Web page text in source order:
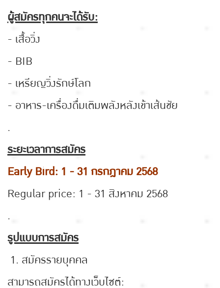
ผู้สมัครทุกคนจะได้รับ:
- เสื้อวิ่ง
- BIB
- เหรียญวิ่งรักษ์โลก
- อาหาร-เครื่องดื่มเติมพลังหลังเข้าเส้นชัย
.
ระยะเวลาการสมัคร
Early Bird: 1 - 31 กรกฎาคม 2568
Regular price: 1 - 31 สิงหาคม 2568
.
รูปแบบการสมัคร
1. สมัครรายบุคคล
สามารถสมัครได้ทางเว็บไซต์: